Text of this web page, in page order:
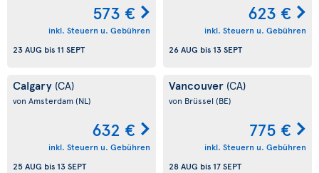
573 €
inkl. Steuern u. Gebühren
23 AUG bis 11 SEPT
623 €
inkl. Steuern u. Gebühren
26 AUG bis 13 SEPT
Calgary (CA)
von Amsterdam(NL)
632 €
inkl. Steuern u. Gebühren
25 AUG bis 13 SEPT
Vancouver (CA)
von Brüssel (BE)
775 €
inkl. Steuern u. Gebühren
28 AUG bis 17 SEPT